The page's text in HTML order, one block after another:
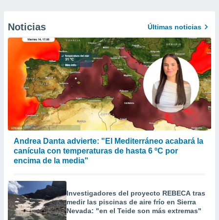
Noticias Últimas noticias
Andrea Danta advierte: "El Mediterráneo acabará la
canícula con temperaturas de hasta 6 ºC por
encima de la media"
Investigadores del proyecto REBECA tras
medir las piscinas de aire frío en Sierra
Nevada: "en el Teide son más extremas"